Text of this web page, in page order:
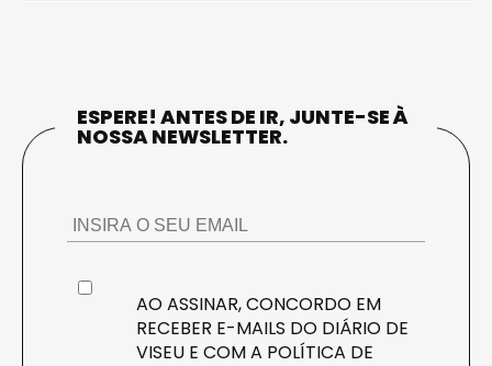
ESPERE! ANTES DE IR, JUNTE-SE À
NOSSA NEWSLETTER.
AO ASSINAR, CONCORDO EM
RECEBER E-MAILS DO DIÁRIO DE
VISEU E COM A POLÍTICA DE